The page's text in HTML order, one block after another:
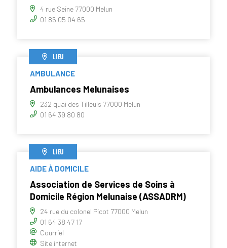
4 rue Seine 77000 Melun
01 85 05 04 65
LIEU
AMBULANCE
Ambulances Melunaises
232 quai des Tilleuls 77000 Melun
01 64 39 80 80
LIEU
AIDE À DOMICILE
Association de Services de Soins à
Domicile Région Melunaise (ASSADRM)
24 rue du colonel Picot 77000 Melun
01 64 38 47 17
Courriel
Site internet